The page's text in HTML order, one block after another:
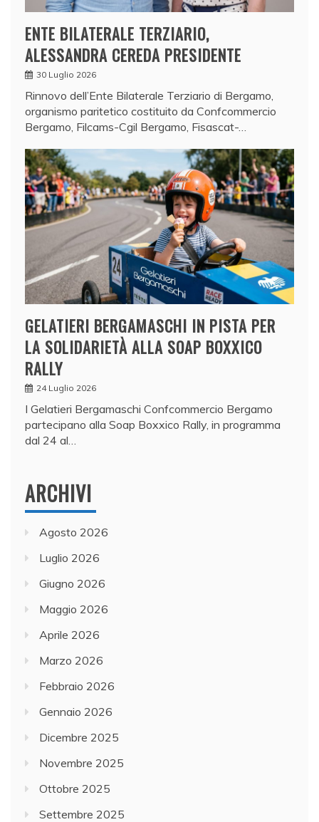
ENTE BILATERALE TERZIARIO,
ALESSANDRA CEREDA PRESIDENTE
30 Luglio 2026
Rinnovo dell’Ente Bilaterale Terziario di Bergamo,
organismo paritetico costituito da Confcommercio
Bergamo, Filcams-Cgil Bergamo, Fisascat-…
GELATIERI BERGAMASCHI IN PISTA PER
LA SOLIDARIETÀ ALLA SOAP BOXXICO
RALLY
24 Luglio 2026
I Gelatieri Bergamaschi Confcommercio Bergamo
partecipano alla Soap Boxxico Rally, in programma
dal 24 al…
ARCHIVI
Agosto 2026
Luglio 2026
Giugno 2026
Maggio 2026
Aprile 2026
Marzo 2026
Febbraio 2026
Gennaio 2026
Dicembre 2025
Novembre 2025
Ottobre 2025
Settembre 2025